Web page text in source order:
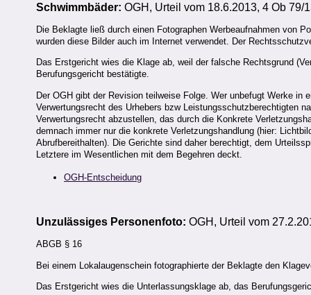
Schwimmbäder: OGH, Urteil vom 18.6.2013, 4 Ob 79/
Die Beklagte ließ durch einen Fotographen Werbeaufnahmen von
wurden diese Bilder auch im Internet verwendet. Der
Das Erstgericht wies die Klage ab, weil der falsche Rechtsgrund
Berufungsgericht bestätigte.
Der OGH gibt der Revision teilweise Folge. Wer unbefugt Werke
Verwertungsrecht des Urhebers bzw Leistungsschutzberechtigten
Verwertungsrecht abzustellen, das durch die Konkrete
demnach immer nur die konkrete Verletzungshandlung (hier:
Abrufbereithalten). Die Gerichte sind daher berechtigt, dem
Letztere im Wesentlichen mit dem Begehren deckt.
OGH-Entscheidung
Unzulässiges Personenfoto: OGH, Urteil vom
ABGB § 16
Bei einem Lokalaugenschein fotographierte der Beklagte den
Das Erstgericht wies die Unterlassungsklage ab, das